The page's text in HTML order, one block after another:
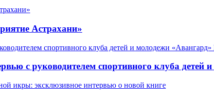
Астрахани»
с руководителем спортивного клуба детей